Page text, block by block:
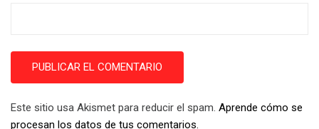
Este sitio usa Akismet para reducir el spam. Aprende cómo se
procesan los datos de tus comentarios.